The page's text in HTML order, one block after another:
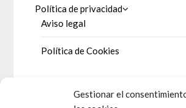
Gestionar el
Política de privacidad
Aviso legal
Política de Cookies